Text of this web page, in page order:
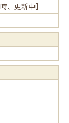
更新中】